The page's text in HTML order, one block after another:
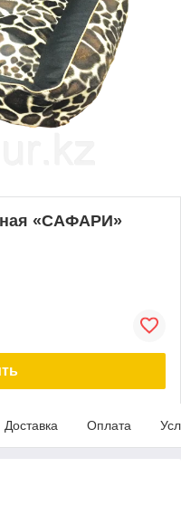
«САФАРИ»
Доставка Оплата